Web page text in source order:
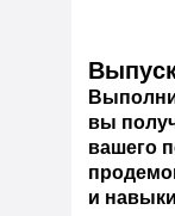
вы
вашего
и